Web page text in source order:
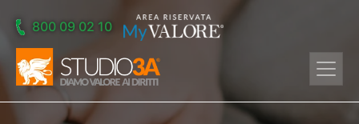
800 09 02 10